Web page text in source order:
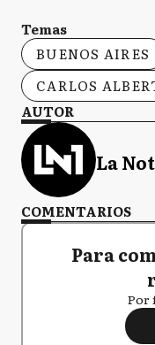
Temas
BUENOS AIRES
CARLOS
AUTOR
La
COMENTARIOS
Para
Por